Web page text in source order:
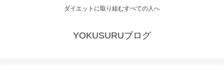
ダイエットに取り組むすべての人へ
YOKUSURUブログ